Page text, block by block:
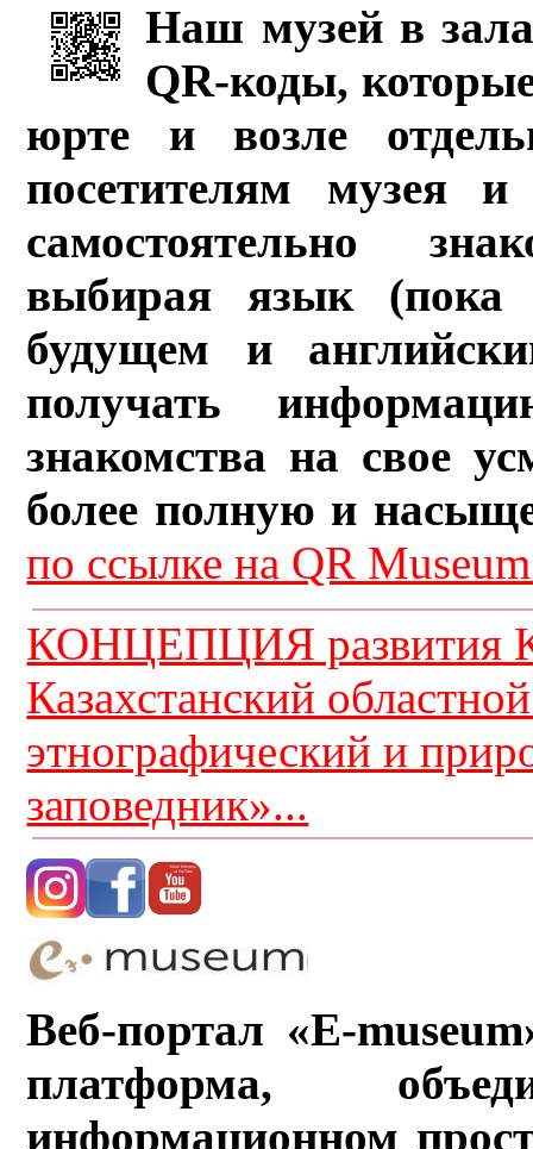
Наш музей в
QR-коды,
юрте и возле
посетителям музея и
самостоятельно
выбирая язык (пока
будущем и
получать
знакомства на свое
более полную и
по ссылке на QR
КОНЦЕПЦИЯ развития
Казахстанский
этнографический и
заповедник»...
Веб-портал «E-
платформа,
информационном